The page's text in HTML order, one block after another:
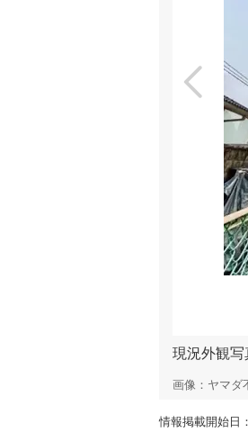
現況外観写
画像：ヤマダ
情報掲載開始日